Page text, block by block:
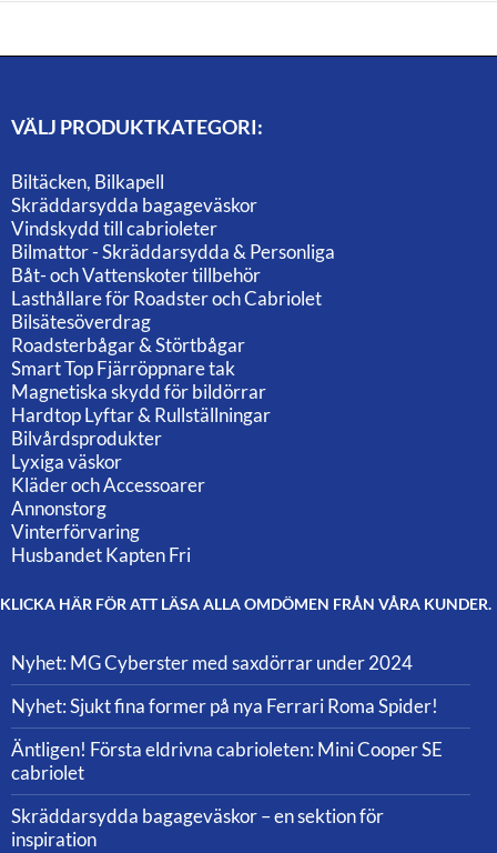
VÄLJ PRODUKTKATEGORI:
Biltäcken, Bilkapell
Skräddarsydda bagageväskor
Vindskydd till cabrioleter
Bilmattor - Skräddarsydda & Personliga
Båt- och Vattenskoter tillbehör
Lasthållare för Roadster och Cabriolet
Bilsätesöverdrag
Roadsterbågar & Störtbågar
Smart Top Fjärröppnare tak
Magnetiska skydd för bildörrar
Hardtop Lyftar & Rullställningar
Bilvårdsprodukter
Lyxiga väskor
Kläder och Accessoarer
Annonstorg
Vinterförvaring
Husbandet Kapten Fri
KLICKA HÄR FÖR ATT LÄSA ALLA OMDÖMEN FRÅN VÅRA KUNDER.
Nyhet: MG Cyberster med saxdörrar under 2024
Nyhet: Sjukt fina former på nya Ferrari Roma Spider!
Äntligen! Första eldrivna cabrioleten: Mini Cooper SE
cabriolet
Skräddarsydda bagageväskor – en sektion för
inspiration